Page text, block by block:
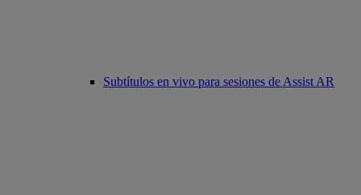
Subtítulos en vivo para sesiones de Assist AR